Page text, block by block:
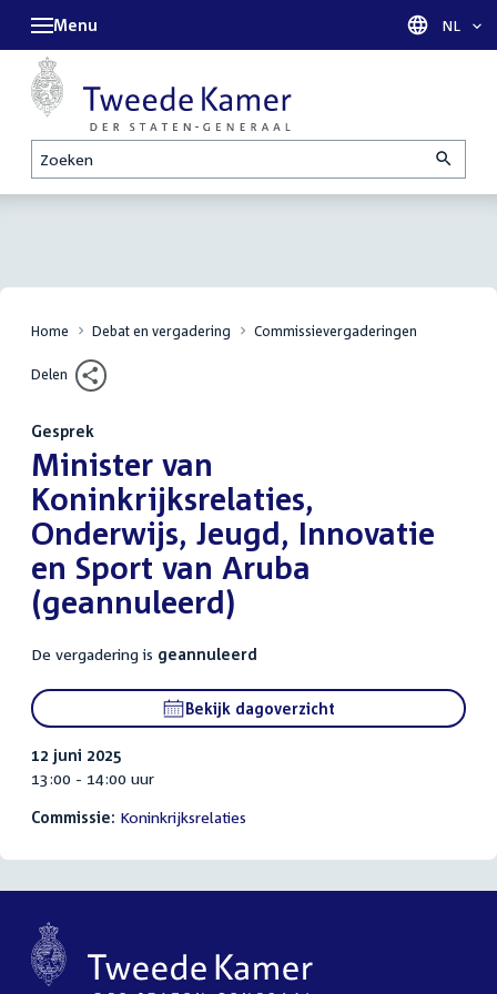
Zoeken
Menu Taal
NL
Home Debat en vergadering Commissievergaderingen
Delen
Gesprek
:Minister van
Koninkrijksrelaties,
Onderwijs, Jeugd, Innovatie
en Sport van Aruba
(geannuleerd)
De vergadering is geannuleerd
Bekijk dagoverzicht
12 juni 2025
13:00 - 14:00 uur
Commissie: Koninkrijksrelaties